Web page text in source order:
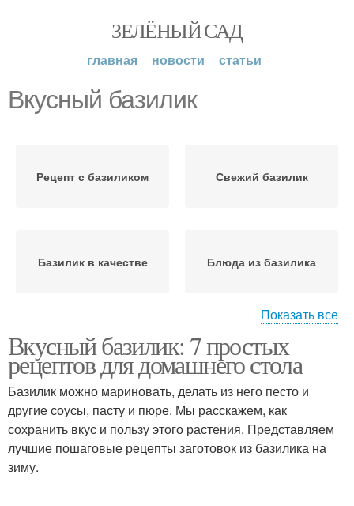
ЗЕЛЁНЫЙ САД
главная новости статьи
Вкусный базилик
Рецепт с базиликом Свежий базилик
Базилик в качестве Блюда из базилика
Варение с базиликом Лимонад с базиликом
Хлеб с базиликом Маффина с базиликом
Показать все
Вкусный базилик: 7 простых
рецептов для домашнего стола
Базилик можно мариновать, делать из него песто и
другие соусы, пасту и пюре. Мы расскажем, как
сохранить вкус и пользу этого растения. Представляем
лучшие пошаговые рецепты заготовок из базилика на
зиму.